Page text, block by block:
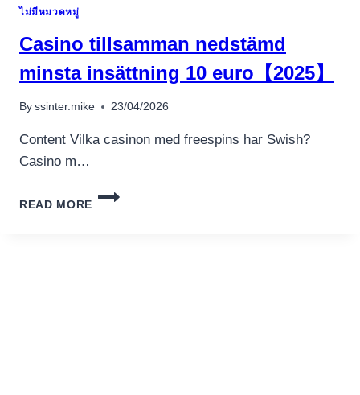
TO
YOUR-
RANGE
COMPETITIONS
ไม่มีหมวดหมู่
Casino tillsamman nedstämd
minsta insättning 10 euro【2025】
By ssinter.mike 23/04/2026
Content Vilka casinon med freespins har Swish?
Casino m…
READ MORE
CASINO